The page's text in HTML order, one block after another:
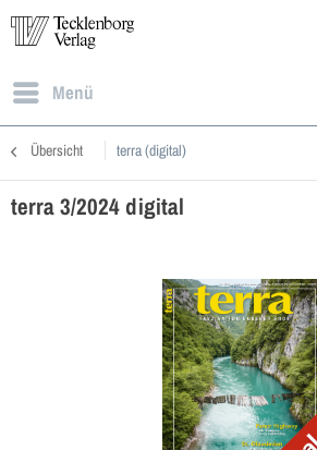
Menü
Übersicht terra (digital)
terra 3/2024 digital